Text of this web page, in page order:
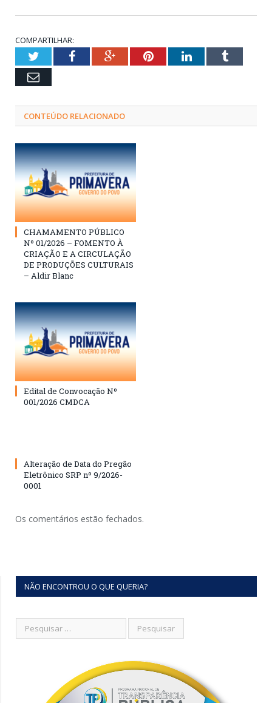
COMPARTILHAR:
TwitterFacebookGoogle+PinterestLinkedInTumblr
Email
CONTEÚDO RELACIONADO
CHAMAMENTO PÚBLICO
Nº 01/2026 – FOMENTO À
CRIAÇÃO E A CIRCULAÇÃO
DE PRODUÇÕES CULTURAIS
– Aldir Blanc
Edital de Convocação Nº
001/2026 CMDCA
Alteração de Data do Pregão
Eletrônico SRP nº 9/2026-
0001
Os comentários estão fechados.
NÃO ENCONTROU O QUE QUERIA?